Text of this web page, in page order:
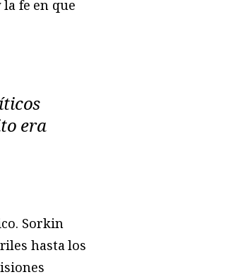
fe en que
era
Sorkin
hasta los